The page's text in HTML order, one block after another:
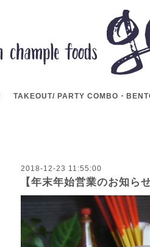
TAKEOUT/ PARTY COMBO・
2018-12-23 11:55:00
【年末年始営業のお知らせ